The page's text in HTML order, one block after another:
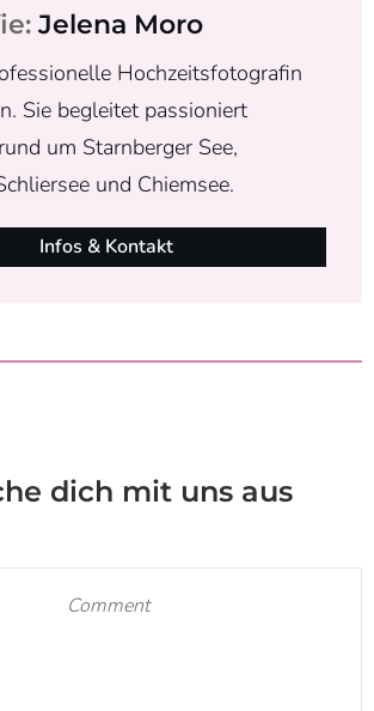
Jelena Moro
Hochzeitsfotografin
Sie begleitet passioniert
um Starnberger See,
und Chiemsee.
Infos & Kontakt
dich mit uns aus